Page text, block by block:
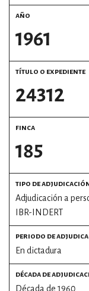
año
1961
título o expediente
24312
finca
185
tipo de
Adjudicación a
IBR-INDERT
periodo de
En dictadura
década de
Década de 1960